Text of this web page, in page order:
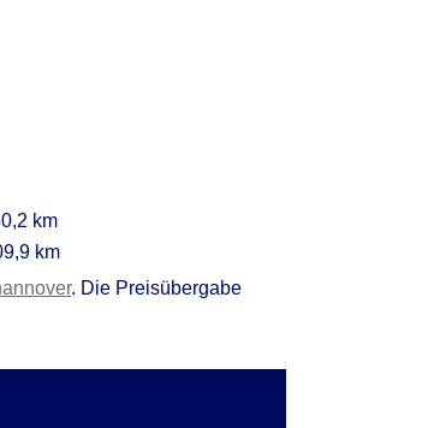
km
km
. Die Preisübergabe